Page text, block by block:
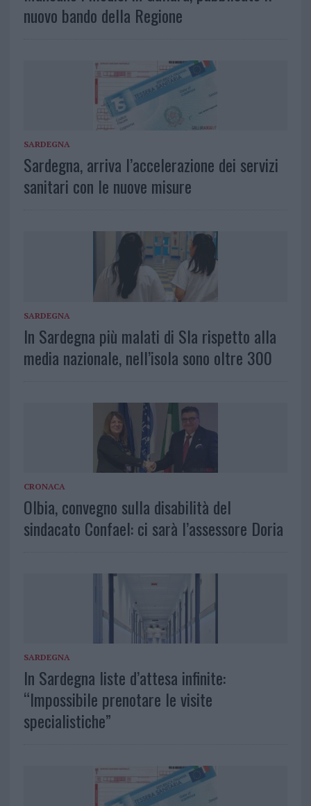
nuovo bando della Regione
SARDEGNA
Sardegna, arriva l’accelerazione dei servizi
sanitari con le nuove misure
SARDEGNA
In Sardegna più malati di Sla rispetto alla
media nazionale, nell’isola sono oltre 300
CRONACA
Olbia, convegno sulla disabilità del
sindacato Confael: ci sarà l’assessore Doria
SARDEGNA
In Sardegna liste d’attesa infinite:
“Impossibile prenotare le visite
specialistiche”